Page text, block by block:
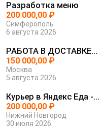
Разработка меню
200 000,00 ₽
Симферополь
6 августа 2026
РАБОТА В ДОСТАВКЕ
ЯНДЕКС ЕДА
150 000,00 ₽
Москва
5 августа 2026
Курьер в Яндекс Еда -
уверенно...
200 000,00 ₽
Нижний Новгород
30 июля 2026